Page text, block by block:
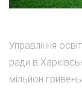
Управління
ради в
мільйон